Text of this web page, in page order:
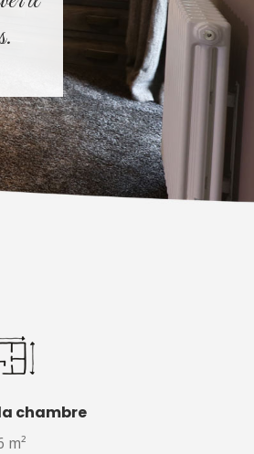
chambre
m²